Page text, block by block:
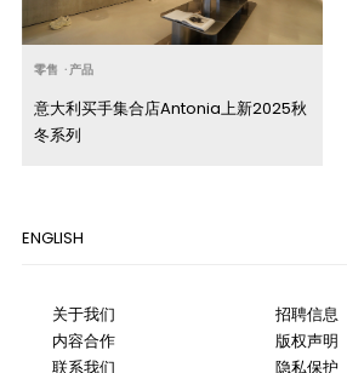
零售 · 产品
意大利买手集合店Antonia上新2025秋
冬系列
ENGLISH
关于我们
内容合作
联系我们
招聘信息
版权声明
隐私保护